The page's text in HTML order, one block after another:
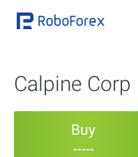
Calpine Corp
Buy
-----